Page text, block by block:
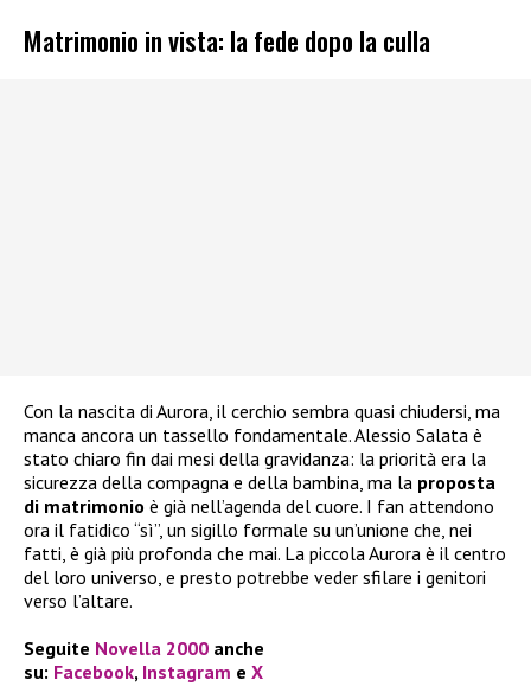
Matrimonio in vista: la fede dopo la culla
Con la nascita di Aurora, il cerchio sembra quasi chiudersi, ma
manca ancora un tassello fondamentale. Alessio Salata è
stato chiaro fin dai mesi della gravidanza: la priorità era la
sicurezza della compagna e della bambina, ma la proposta
di matrimonio è già nell’agenda del cuore. I fan attendono
ora il fatidico “sì”, un sigillo formale su un’unione che, nei
fatti, è già più profonda che mai. La piccola Aurora è il centro
del loro universo, e presto potrebbe veder sfilare i genitori
verso l’altare.
Seguite Novella 2000 anche
su: Facebook, Instagram e X